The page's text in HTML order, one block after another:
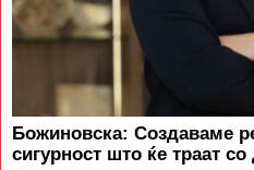
Божиновска: Создаваме
сигурност што ќе траат